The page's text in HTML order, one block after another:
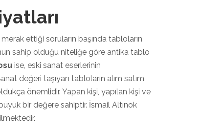
ettiği soruların başında tabloların
sahip olduğu niteliğe göre antika tablo
ise, eski sanat eserlerinin
değeri taşıyan tabloların alım satım
önemlidir. Yapan kişi, yapılan kişi ve
bir değere sahiptir. İsmail Altınok